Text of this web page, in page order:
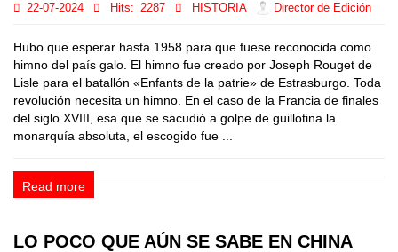
22-07-2024 Hits: 2287 HISTORIA Director de Edición
Hubo que esperar hasta 1958 para que fuese reconocida como
himno del país galo. El himno fue creado por Joseph Rouget de
Lisle para el batallón «Enfants de la patrie» de Estrasburgo. Toda
revolución necesita un himno. En el caso de la Francia de finales
del siglo XVIII, esa que se sacudió a golpe de guillotina la
monarquía absoluta, el escogido fue ...
Read more
LO POCO QUE AÚN SE SABE EN CHINA